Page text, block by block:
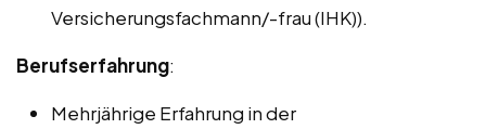
Versicherungsfachmann/-frau (IHK)).
Berufserfahrung:
Mehrjährige Erfahrung in der